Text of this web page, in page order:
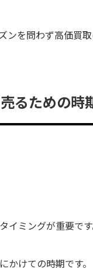
を問わず高価買
るための時
ミングが重要です
けての時期です。